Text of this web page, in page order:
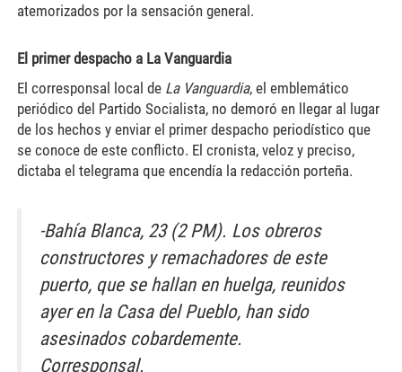
atemorizados por la sensación general.
El primer despacho a La Vanguardia
El corresponsal local de La Vanguardia, el emblemático
periódico del Partido Socialista, no demoró en llegar al lugar
de los hechos y enviar el primer despacho periodístico que
se conoce de este conflicto. El cronista, veloz y preciso,
dictaba el telegrama que encendía la redacción porteña.
-Bahía Blanca, 23 (2 PM). Los obreros
constructores y remachadores de este
puerto, que se hallan en huelga, reunidos
ayer en la Casa del Pueblo, han sido
asesinados cobardemente.
Corresponsal.